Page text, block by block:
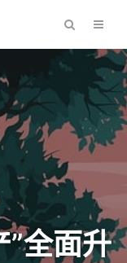
全面升